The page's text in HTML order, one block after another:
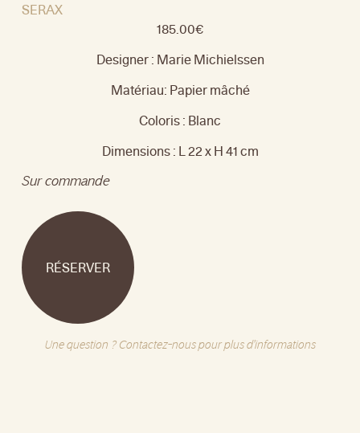
SERAX
185.00€
Designer : Marie Michielssen
Matériau: Papier mâché
Coloris : Blanc
Dimensions : L 22 x H 41 cm
Sur commande
RÉSERVER
Une question ? Contactez-nous pour plus d'informations